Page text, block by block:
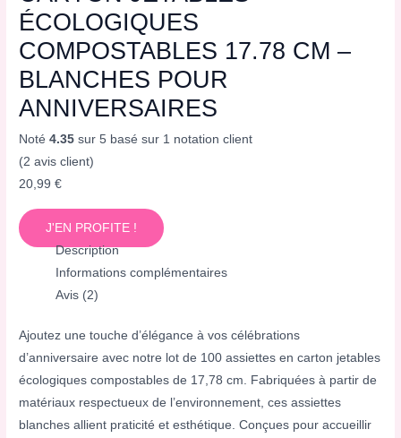
ÉCOLOGIQUES
COMPOSTABLES 17.78 CM –
BLANCHES POUR
ANNIVERSAIRES
Noté4.35 sur 5 basé sur 1 notation client
(2 avis client)
20,99€
J'EN PROFITE !
Description
Informations complémentaires
Avis (2)
Ajoutez une touche d’élégance à vos célébrations
d’anniversaire avec notre lot de 100 assiettes en carton jetables
écologiques compostables de 17,78 cm. Fabriquées à partir de
matériaux respectueux de l’environnement, ces assiettes
blanches allient praticité et esthétique. Conçues pour accueillir